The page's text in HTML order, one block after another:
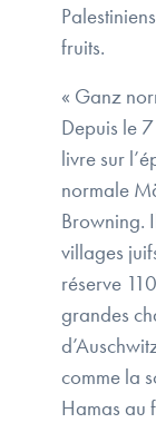
fruits.
« Ganz
Depuis le
livre sur
normale
Browning.
villages
réserve
grandes
comme la
Hamas au